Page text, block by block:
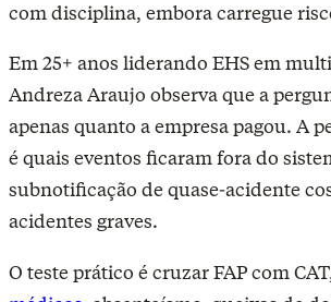
com disciplina, embora carregue
Em 25+ anos liderando EHS em
Andreza Araujo observa que a
apenas quanto a empresa pagou. A
é quais eventos ficaram fora do
subnotificação de quase-acidente
acidentes graves.
O teste prático é cruzar FAP com